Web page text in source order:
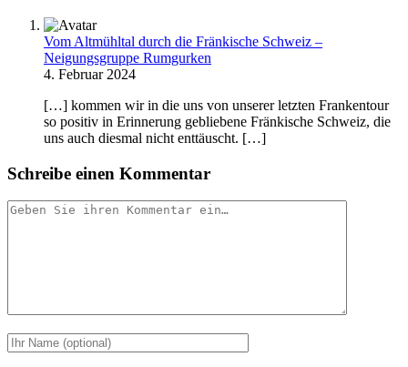
Vom Altmühltal durch die Fränkische Schweiz –
Neigungsgruppe Rumgurken
4. Februar 2024
[…] kommen wir in die uns von unserer letzten Frankentour
so positiv in Erinnerung gebliebene Fränkische Schweiz, die
uns auch diesmal nicht enttäuscht. […]
Schreibe einen Kommentar
Ihr
Ihr
Name